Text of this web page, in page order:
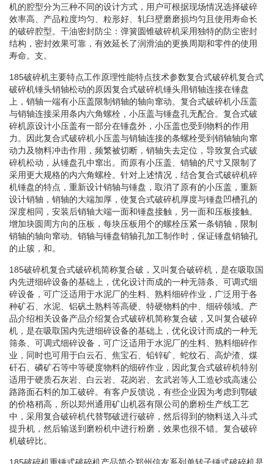
机的腔型分为三种不同的设计方式，用户可根据现场情况选择破碎
效率高、产品粒度均匀、粒形好、轧臼壁磨磨损均匀且使用寿命长
的破碎腔型。干油密封防尘：弹簧圆锥破碎机采用独特的防尘密封
结构，密封效果可靠，有效延长了润滑油的更换周期和零件的使用
寿命。支。
185破碎机主要特点工作原理性能特点技术参数复合式破碎机复合式
破碎机锤头销轴松动的原因复合式破碎机锤头用销轴连接在锤盘
上，销轴一端有小压盖限制销轴的轴向窜动。复合式破碎机小压盖
与销轴连接采用条内六角螺栓，小压盖与锤盘孔无配合。复合式破
碎机原设计小压盖有一部分在锤盘外，小压盖也受到物料的作用
力。因此复合式破碎机小压盖与销轴连接的条螺栓受到销轴轴向窜
动力及物料冲击作用，频繁被切断，销轴失去定位，导致复合式破
碎机松动，从锤盘孔中窜出。而原有小压盖、销轴的尺寸又限制了
采用更大规格的内六角螺栓。针对上述情况，结合复合式破碎机碎
机锤盘的特点，重新设计销轴与锤盘，取消了原有的小压盖，重新
设计销轴，销轴的大端加厚，使复合式破碎机厚度与锤盘凹槽孔的
深度相同，安装后销轴大端一面和锤盘接触，另一面和压板接触。
增加块圆周方向的压板，每块压板用个的螺栓压紧一条销轴，限制
销轴的轴向窜动。销轴与锤盘销轴孔加工制作时，保证锤盘销轴孔
的止簇，和。
185破碎机复合式破碎机简称复合破，又叫复合破碎机，是在吸取国
内先进细碎设备的基础上，优化设计而成的一种无筛条、可调式细
碎设备，可广泛适用于水泥厂的生料、熟料细碎作业，广泛用于各
种矿石、水泥、铝矾土熟料等高硬、特硬物料的中、细碎领域。产
品介绍相关设备产品介绍复合式破碎机简称复合破，又叫复合破碎
机，是在吸取国内先进细碎设备的基础上，优化设计而成的一种无
筛条、可调式细碎设备，可广泛适用于水泥厂的生料、熟料细碎作
业，同时也可用于白云石、焦宝石、铅锌矿、蛇纹石、高炉渣、煤
矸石、磷矿石等中等硬度物料的细碎作业，因此复合式破碎机特别
适用于硬质石灰岩、白云岩、花岗岩、玄武岩等人工造砂或高速公
路路面石料的加工破碎。有客户反馈说，有些企业因为考虑到鄂破
的价格稍高，所以郑州通用矿山机器有限公司的磨粉生产线工艺
中，采用复合破碎机代替鄂破进行破碎，然后得到的物料送入斗式
提升机，然后输送到磨粉机中进行粉磨，效果也很不错。复合破碎
机破碎比。